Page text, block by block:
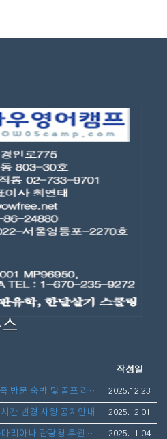
작성일
겨울방학 영어캠프 가족캠프-가족 방문 숙박 및 골프 라운딩 안내 2025.12.23
간 변경 사항 공지안내 2025.12.01
겨울방학 영어캠프 참가 이벤트-마리아나 관광청 후원 보스턴 가방 선물 증정 2025.11.04